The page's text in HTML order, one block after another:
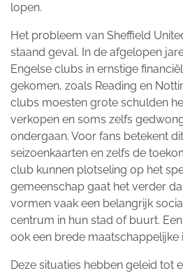
lopen.
Het probleem van Sheffield
staand geval. In de afgelopen
Engelse clubs in ernstige
gekomen, zoals Reading en
clubs moesten grote schulden
verkopen en soms zelfs
ondergaan. Voor fans betekent
seizoenkaarten en zelfs de
club kunnen plotseling op het
gemeenschap gaat het verder
vormen vaak een belangrijk
centrum in hun stad of buurt.
ook een brede maatschappelijke
Deze situaties hebben geleid tot